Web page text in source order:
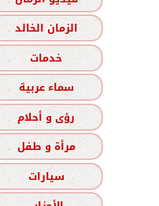
الزمان الخالد
خدمات
سماء عربية
رؤى و أحلام
مرأة و طفل
سيارات